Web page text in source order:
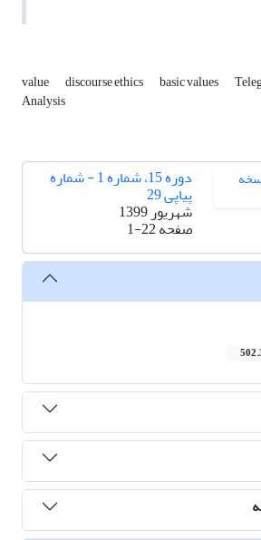
value discourse ethics basic values
Analysis
دوره 15، شماره 1 - شماره
پیاپی 29
شهریور 1399
صفحه1-22